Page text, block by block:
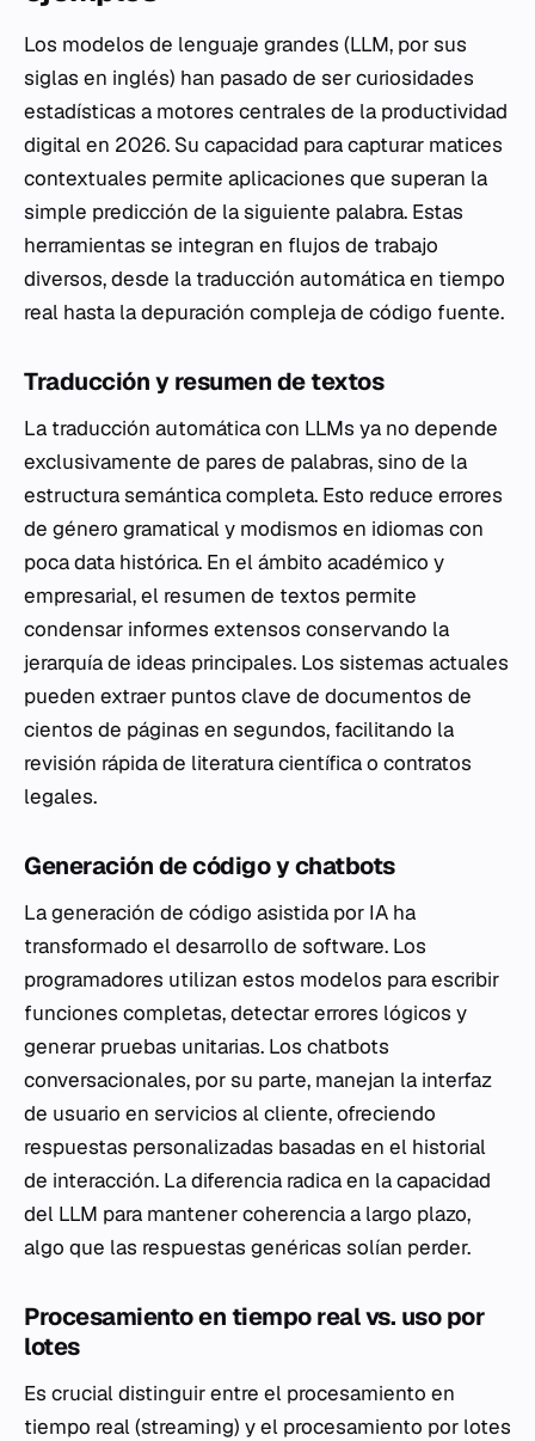
Los modelos de lenguaje grandes (LLM, por sus
siglas en inglés) han pasado de ser curiosidades
estadísticas a motores centrales de la productividad
digital en 2026. Su capacidad para capturar matices
contextuales permite aplicaciones que superan la
simple predicción de la siguiente palabra. Estas
herramientas se integran en flujos de trabajo
diversos, desde la traducción automática en tiempo
real hasta la depuración compleja de código fuente.
Traducción y resumen de textos
La traducción automática con LLMs ya no depende
exclusivamente de pares de palabras, sino de la
estructura semántica completa. Esto reduce errores
de género gramatical y modismos en idiomas con
poca data histórica. En el ámbito académico y
empresarial, el resumen de textos permite
condensar informes extensos conservando la
jerarquía de ideas principales. Los sistemas actuales
pueden extraer puntos clave de documentos de
cientos de páginas en segundos, facilitando la
revisión rápida de literatura científica o contratos
legales.
Generación de código y chatbots
La generación de código asistida por IA ha
transformado el desarrollo de software. Los
programadores utilizan estos modelos para escribir
funciones completas, detectar errores lógicos y
generar pruebas unitarias. Los chatbots
conversacionales, por su parte, manejan la interfaz
de usuario en servicios al cliente, ofreciendo
respuestas personalizadas basadas en el historial
de interacción. La diferencia radica en la capacidad
del LLM para mantener coherencia a largo plazo,
algo que las respuestas genéricas solían perder.
Procesamiento en tiempo real vs. uso por
lotes
Es crucial distinguir entre el procesamiento en
tiempo real (streaming) y el procesamiento por lotes